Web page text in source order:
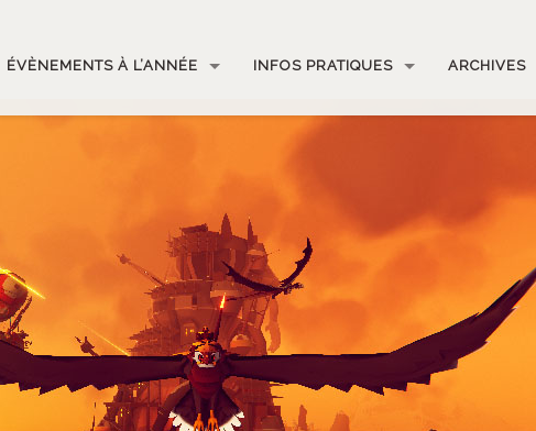
ÉVÈNEMENTS À L’ANNÉE INFOS PRATIQUES ARCHIVES